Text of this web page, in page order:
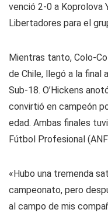
venció 2-0 a Koprolova
Libertadores para el
Mientras tanto, Colo-
de Chile, llegó a la final
Sub-18. O’Hickens
convirtió en campeón
edad. Ambas finales
Fútbol Profesional
«Hubo una tremenda
campeonato, pero
al campo de mis